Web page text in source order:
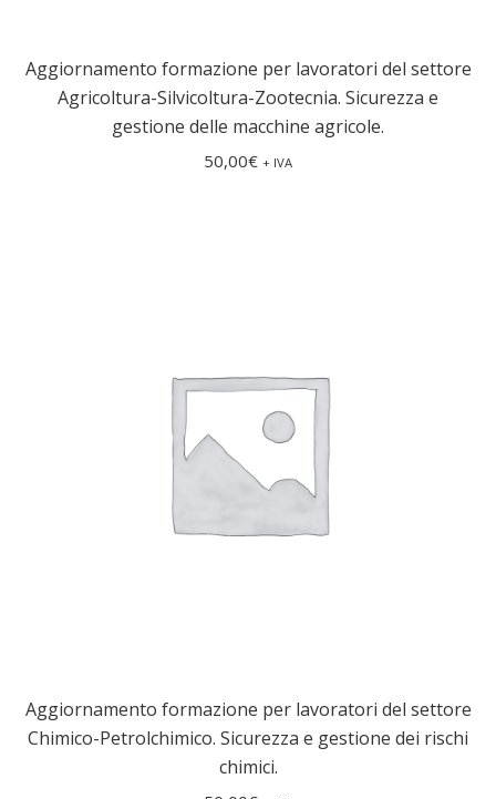
Aggiornamento formazione per lavoratori del settore
Agricoltura-Silvicoltura-Zootecnia. Sicurezza e
gestione delle macchine agricole.
50,00€ + IVA
Aggiornamento formazione per lavoratori del settore
Chimico-Petrolchimico. Sicurezza e gestione dei rischi
chimici.